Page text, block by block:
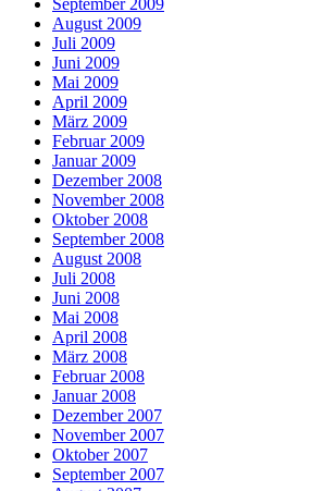
September 2009
August 2009
Juli 2009
Juni 2009
Mai 2009
April 2009
März 2009
Februar 2009
Januar 2009
Dezember 2008
November 2008
Oktober 2008
September 2008
August 2008
Juli 2008
Juni 2008
Mai 2008
April 2008
März 2008
Februar 2008
Januar 2008
Dezember 2007
November 2007
Oktober 2007
September 2007